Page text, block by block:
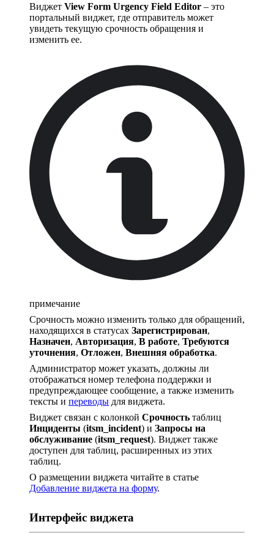
Виджет View Form Urgency Field Editor – это
портальный виджет, где отправитель может
увидеть текущую срочность обращения и
изменить ее.
примечание
Срочность можно изменить только для обращений,
находящихся в статусах Зарегистрирован,
Назначен, Авторизация, В работе, Требуются
уточнения, Отложен, Внешняя обработка.
Администратор может указать, должны ли
отображаться номер телефона поддержки и
предупреждающее сообщение, а также изменить
тексты и переводы для виджета.
Виджет связан с колонкой Срочность таблиц
Инциденты (itsm_incident) и Запросы на
обслуживание (itsm_request). Виджет также
доступен для таблиц, расширенных из этих
таблиц.
О размещении виджета читайте в статье
Добавление виджета на форму.
Интерфейс виджета